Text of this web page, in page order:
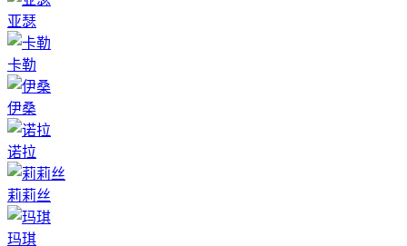
亚瑟
卡勒
伊桑
诺拉
莉莉丝
玛琪